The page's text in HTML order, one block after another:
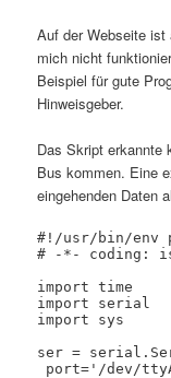
Auf der Webseite
mich nicht
Beispiel für gute
Hinweisgeber.
Das Skript erkannte
Bus kommen. Eine
eingehenden Daten
#!/usr/bin/env
# -*- coding:
import time
import serial
import sys
ser =